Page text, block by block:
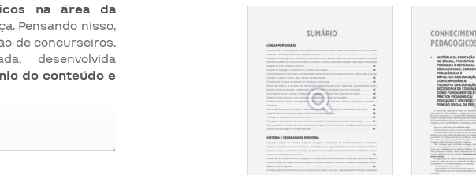
na área da
Pensando nisso,
de concurseiros,
desenvolvida
do conteúdo e
claras,
facilitam a